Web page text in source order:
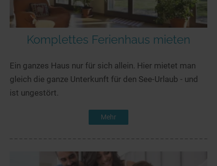
Komplettes Ferienhaus mieten
Ein ganzes Haus nur für sich allein. Hier mietet man
gleich die ganze Unterkunft für den See-Urlaub - und
ist ungestört.
Mehr